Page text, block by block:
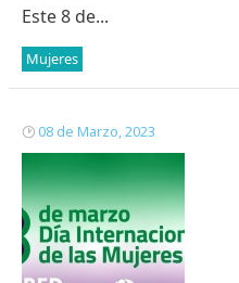
Este 8 de...
Mujeres
08 de Marzo, 2023